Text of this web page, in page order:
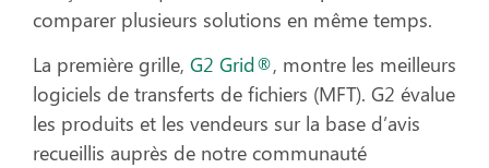
comparer plusieurs solutions en même temps.
La première grille, G2 Grid®, montre les meilleurs
logiciels de transferts de fichiers (MFT). G2 évalue
les produits et les vendeurs sur la base d’avis
recueillis auprès de notre communauté